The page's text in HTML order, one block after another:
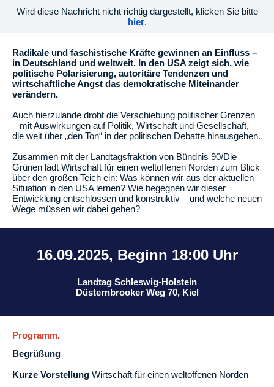
Wird diese Nachricht nicht richtig dargestellt, klicken Sie bitte
hier.
Radikale und faschistische Kräfte gewinnen an Einfluss –
in Deutschland und weltweit. In den USA zeigt sich, wie
politische Polarisierung, autoritäre Tendenzen und
wirtschaftliche Angst das demokratische Miteinander
verändern.
Auch hierzulande droht die Verschiebung politischer Grenzen
– mit Auswirkungen auf Politik, Wirtschaft und Gesellschaft,
die weit über „den Ton“ in der politischen Debatte hinausgehen.
Zusammen mit der Landtagsfraktion von Bündnis 90/Die
Grünen lädt Wirtschaft für einen weltoffenen Norden zum Blick
über den großen Teich ein: Was können wir aus der aktuellen
Situation in den USA lernen? Wie begegnen wir dieser
Entwicklung entschlossen und konstruktiv – und welche neuen
Wege müssen wir dabei gehen?
16.09.2025, Beginn 18:00 Uhr
Landtag Schleswig-Holstein
Düsternbrooker Weg 70, Kiel
Programm.
Begrüßung
Kurze Vorstellung Wirtschaft für einen weltoffenen Norden